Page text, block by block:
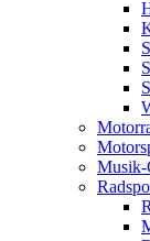
Musik-